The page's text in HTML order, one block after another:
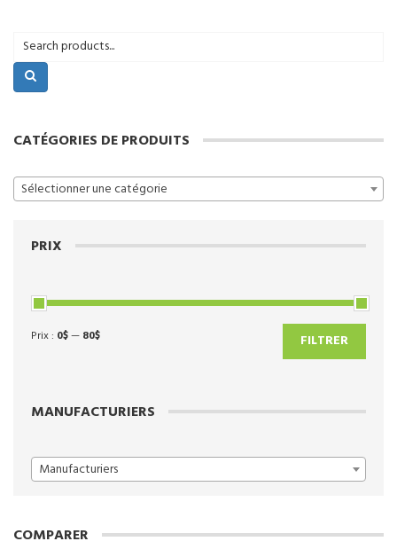
CATÉGORIES DE PRODUITS
Sélectionner une catégorie
PRIX
FILTRER
Prix : 0$— 80$
MANUFACTURIERS
Manufacturiers
COMPARER